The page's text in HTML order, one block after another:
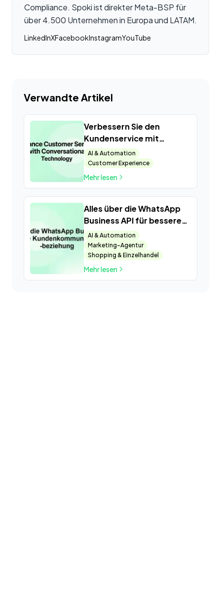
Compliance. Spoki ist direkter Meta-BSP für
über 4.500 Unternehmen in Europa und LATAM.
LinkedInXFacebookInstagramYouTube
Verwandte Artikel
Verbessern Sie den
Kundenservice mit
Conversational Tech
AI & Automation
Customer Experience
Mehr lesen
Alles über die WhatsApp
Business API für bessere
Kundenkommunikation
und -beziehung
AI & Automation
Marketing-Agentur
Shopping & Einzelhandel
Mehr lesen